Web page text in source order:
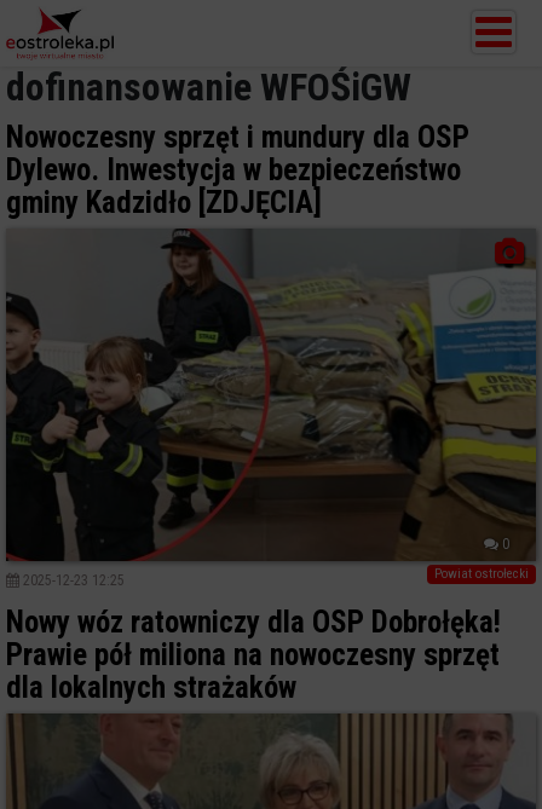
dofinansowanie WFOŚiGW
Nowoczesny sprzęt i mundury dla OSP
Dylewo. Inwestycja w bezpieczeństwo
gminy Kadzidło [ZDJĘCIA]
0
Powiat ostrołecki
2025-12-23 12:25
Nowy wóz ratowniczy dla OSP Dobrołęka!
Prawie pół miliona na nowoczesny sprzęt
dla lokalnych strażaków